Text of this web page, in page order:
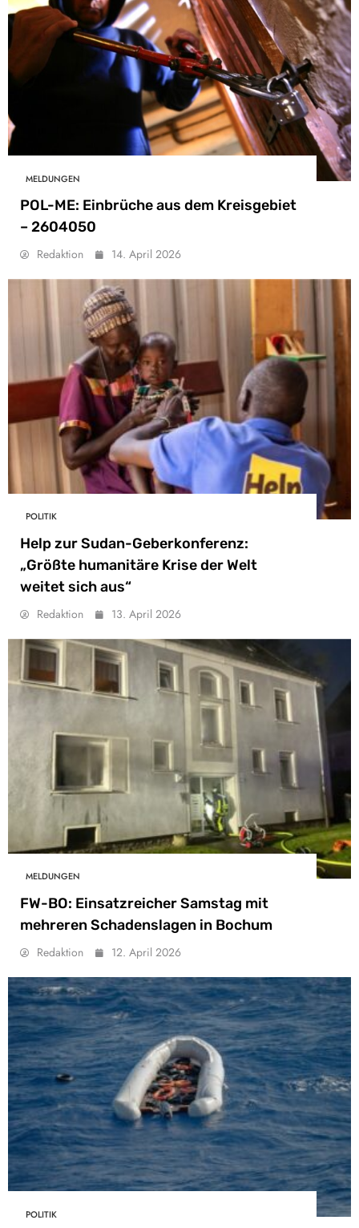
MELDUNGEN
POL-ME: Einbrüche aus dem Kreisgebiet
– 2604050
Redaktion 14. April 2026
POLITIK
Help zur Sudan-Geberkonferenz:
„Größte humanitäre Krise der Welt
weitet sich aus“
Redaktion 13. April 2026
MELDUNGEN
FW-BO: Einsatzreicher Samstag mit
mehreren Schadenslagen in Bochum
Redaktion 12. April 2026
POLITIK